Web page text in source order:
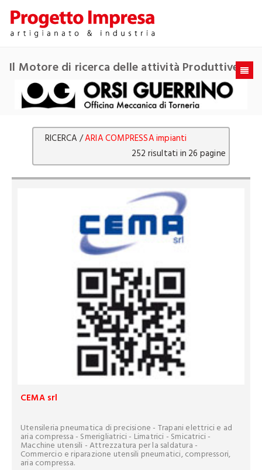
Il Motore di ricerca delle attività Produttive
RICERCA /ARIA COMPRESSA impianti
252 risultati in 26 pagine
CEMA srl
Utensileria pneumatica di precisione - Trapani elettrici e ad
aria compressa - Smerigliatrici - Limatrici - Smicatrici -
Macchine utensili - Attrezzatura per la saldatura -
Commercio e riparazione utensili pneumatici, compressori,
aria compressa.